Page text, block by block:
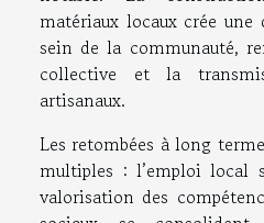
matériaux locaux crée une
sein de la communauté,
collective et la
artisanaux.
Les retombées à long
multiples : l’emploi local
valorisation des